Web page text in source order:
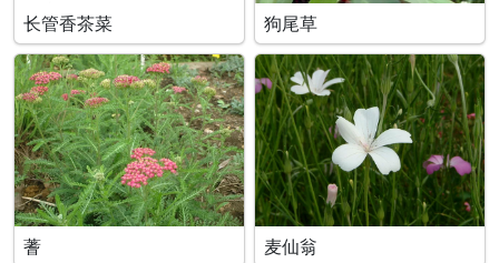
长管香茶菜 狗尾草
蓍 麦仙翁